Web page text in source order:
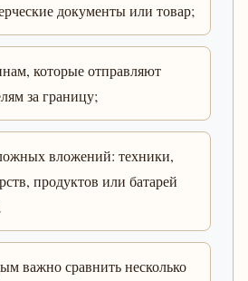
документы или товар;
которые отправляют
за границу;
вложений: техники,
продуктов или батарей
важно сравнить несколько